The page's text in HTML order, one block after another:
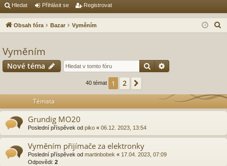
yc
hl
od
ka
a lá ist
Hledat Přihlásit se Registrovat
Obsah fóra Bazar Vyměním
Vyměním
Nové téma Hledat
40 témat 1 2
Témata
Grundig MO20
Poslední příspěvek od piko « 06.12. 2023, 13:54
Vyměním přijímače za elektronky
Poslední příspěvek od martinbobek « 17.04. 2023, 07:09
Odpovědi: 2